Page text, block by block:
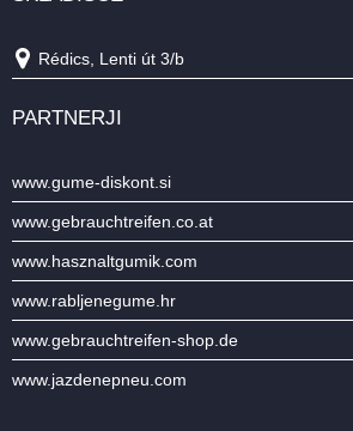
Rédics, Lenti út 3/b
PARTNERJI
www.gume-diskont.si
www.gebrauchtreifen.co.at
www.hasznaltgumik.com
www.rabljenegume.hr
www.gebrauchtreifen-shop.de
www.jazdenepneu.com